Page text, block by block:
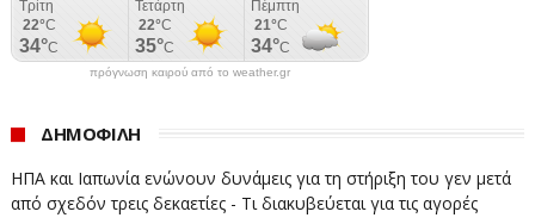
πρόγνωση καιρού από το weather.gr
ΔΗΜΟΦΙΛΗ
ΗΠΑ και Ιαπωνία ενώνουν δυνάμεις για τη στήριξη του γεν μετά
από σχεδόν τρεις δεκαετίες - Τι διακυβεύεται για τις αγορές